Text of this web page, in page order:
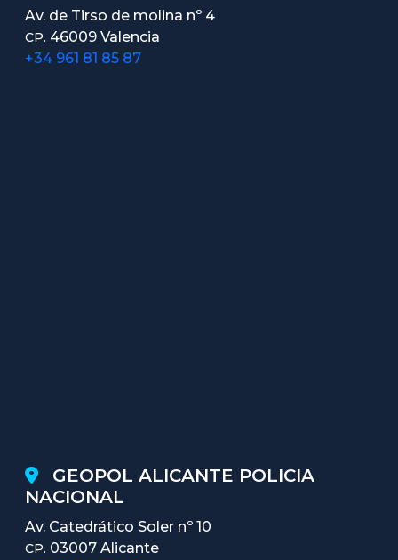
Av. de Tirso de molina nº 4
CP. 46009 Valencia
+34 961 81 85 87
GEOPOL ALICANTE POLICIA
NACIONAL
Av. Catedrático Soler nº 10
CP. 03007 Alicante